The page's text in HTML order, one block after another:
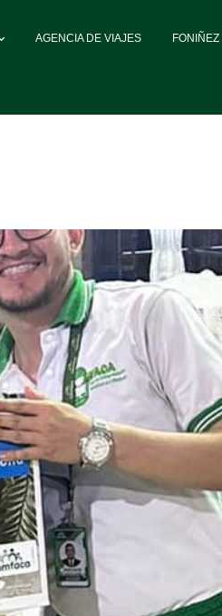
AGENCIA DE VIAJES FONIÑEZ